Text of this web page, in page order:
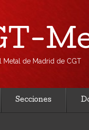
Metal de Madrid de CGT
Secciones